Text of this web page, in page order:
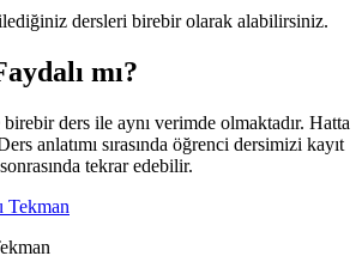
dersleri birebir olarak alabilirsiniz.
mı?
ders ile aynı verimde olmaktadır. Hatta
anlatımı sırasında öğrenci dersimizi kayıt
tekrar edebilir.